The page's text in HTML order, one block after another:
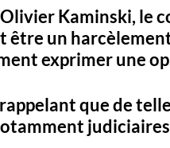
Kaminski, le
être un
exprimer une
que de